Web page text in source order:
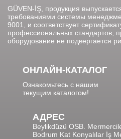
GÜVEN-İŞ, продукция
требованиями системы
9001, и соответствует
профессиональных стандартов,
оборудование не подвергается
ОНЛАЙН-КАТАЛОГ
Ознакомьтесь с нашим
текущим каталогом!
АДРЕС
Beylikdüzü OSB.
Bodrum Kat Konyalılar İş